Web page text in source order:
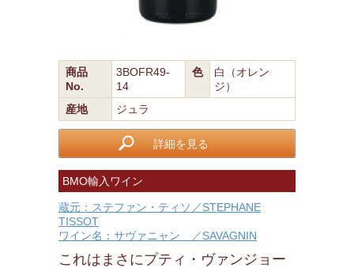
商品
No.
3BOFR49-
14
色
白（オレン
ジ）
産地
ジュラ
詳細を見る
BMO輸入ワイン
蔵元：ステファン・ティソ／STEPHANE
TISSOT
ワイン名：サヴァニャン ／SAVAGNIN
これはまさにプティ・ヴァンジョー